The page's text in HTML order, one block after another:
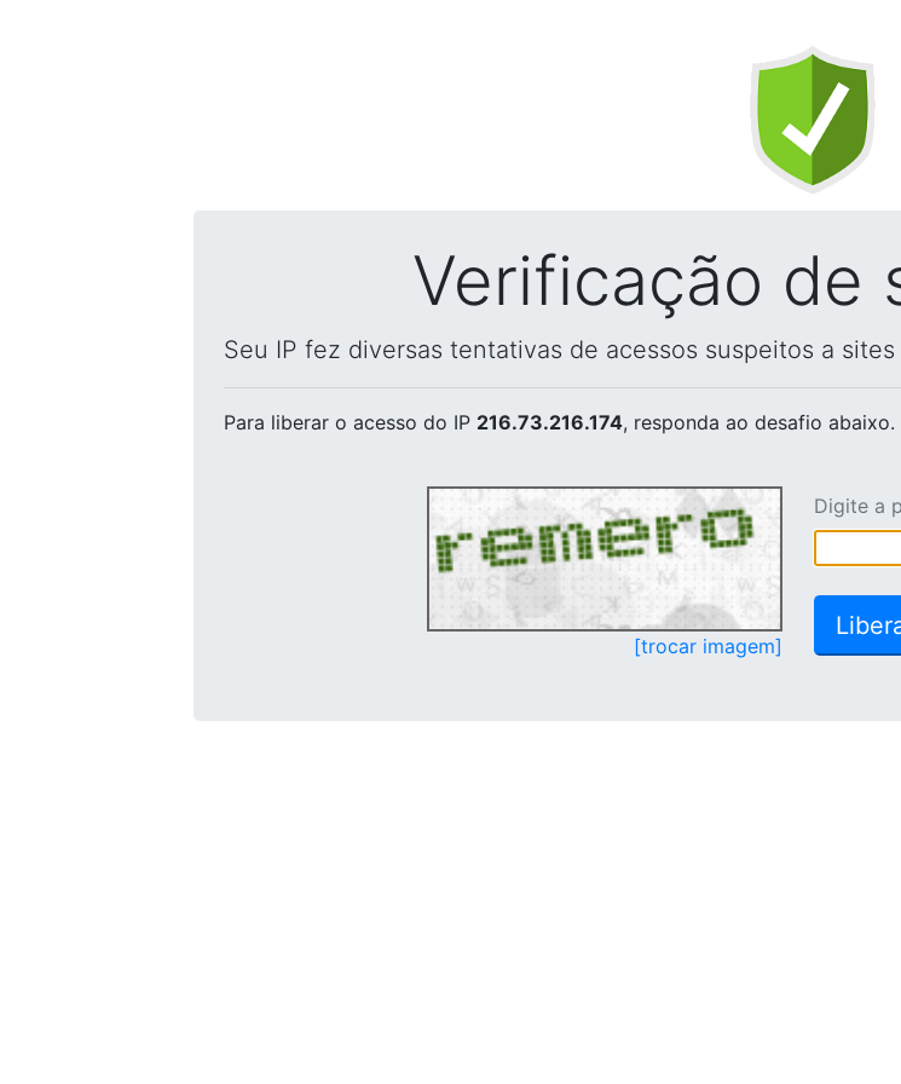
Verificação de
Seu IP fez diversas tentativas de acessos suspeitos a
Para liberar o acesso do IP 216.73.216.174, responda ao desafio abaixo.
[trocar imagem]
Digite a